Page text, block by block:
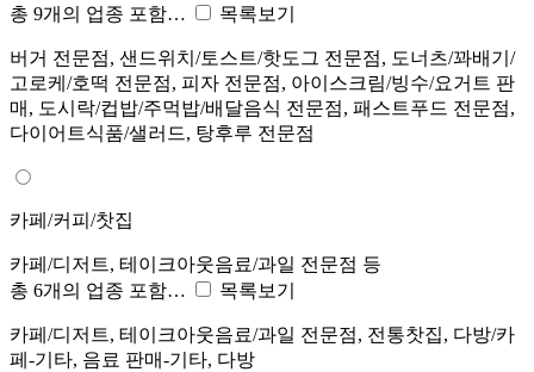
총 9개의 업종 포함…
목록보기
버거 전문점, 샌드위치/토스트/핫도그 전문점, 도너츠/꽈배기/
고로케/호떡 전문점, 피자 전문점, 아이스크림/빙수/요거트 판
매, 도시락/컵밥/주먹밥/배달음식 전문점, 패스트푸드 전문점,
다이어트식품/샐러드, 탕후루 전문점
카페/커피/찻집
카페/디저트, 테이크아웃음료/과일 전문점 등
총 6개의 업종 포함…
목록보기
카페/디저트, 테이크아웃음료/과일 전문점, 전통찻집, 다방/카
페-기타, 음료 판매-기타, 다방